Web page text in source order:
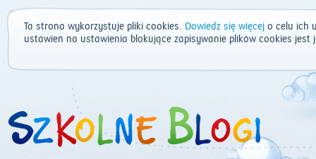
Ta strona wykorzystuje pliki cookies. Dowiedz się więcej o celu ich
ustawień na ustawienia blokujące zapisywanie plików cookies